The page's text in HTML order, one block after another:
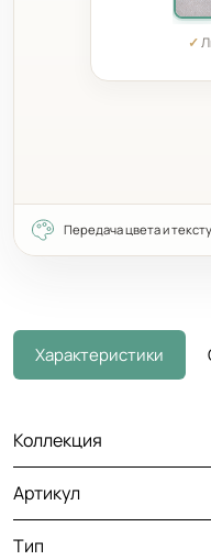
✓
Передача цвета и
Характеристики
Коллекция
Артикул
Тип